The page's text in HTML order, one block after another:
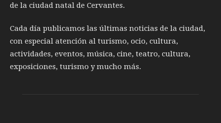
de la ciudad natal de Cervantes.
Cada día publicamos las últimas noticias de la ciudad,
con especial atención al turismo, ocio, cultura,
actividades, eventos, música, cine, teatro, cultura,
exposiciones, turismo y mucho más.